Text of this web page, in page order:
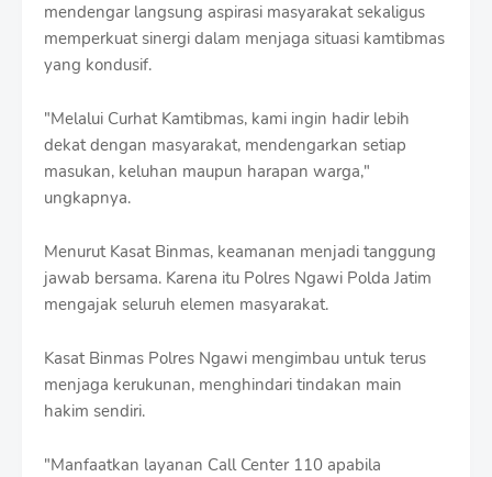
mendengar langsung aspirasi masyarakat sekaligus
memperkuat sinergi dalam menjaga situasi kamtibmas
yang kondusif.
"Melalui Curhat Kamtibmas, kami ingin hadir lebih
dekat dengan masyarakat, mendengarkan setiap
masukan, keluhan maupun harapan warga,"
ungkapnya.
Menurut Kasat Binmas, keamanan menjadi tanggung
jawab bersama. Karena itu Polres Ngawi Polda Jatim
mengajak seluruh elemen masyarakat.
Kasat Binmas Polres Ngawi mengimbau untuk terus
menjaga kerukunan, menghindari tindakan main
hakim sendiri.
"Manfaatkan layanan Call Center 110 apabila